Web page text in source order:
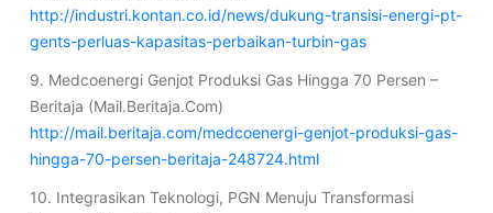
http://industri.kontan.co.id/news/dukung-transisi-energi-pt-
gents-perluas-kapasitas-perbaikan-turbin-gas
9. Medcoenergi Genjot Produksi Gas Hingga 70 Persen –
Beritaja (Mail.Beritaja.Com)
http://mail.beritaja.com/medcoenergi-genjot-produksi-gas-
hingga-70-persen-beritaja-248724.html
10. Integrasikan Teknologi, PGN Menuju Transformasi